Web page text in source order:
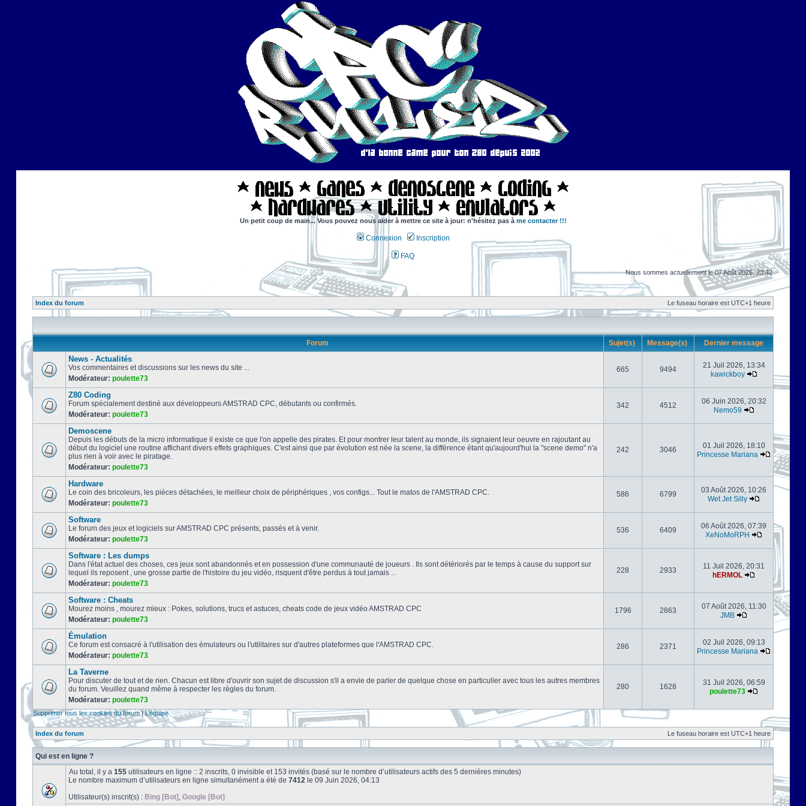
Un petit coup de main... Vous pouvez nous aider à mettre ce site à jour: n'hésitez pas à me contacter !!!
Connexion Inscription
FAQ
Nous sommes actuellement le 07 Août 2026, 23:42
Index du forum Le fuseau horaire est UTC+1 heure
Forum Sujet(s) Message(s) Dernier message
News - Actualités
Vos commentaires et discussions sur les news du site ...
Modérateur: poulette73
665 9494
21 Juil 2026, 13:34
kawickboy
Z80 Coding
Forum spécialement destiné aux développeurs AMSTRAD CPC, débutants ou confirmés.
Modérateur: poulette73
342 4512
06 Juin 2026, 20:32
Nemo59
Demoscene
Depuis les débuts de la micro informatique il existe ce que l'on appelle des pirates. Et pour montrer leur talent au monde, ils signaient leur oeuvre en rajoutant au
début du logiciel une routine affichant divers effets graphiques. C'est ainsi que par évolution est née la scene, la différence étant qu'aujourd'hui la "scene demo" n'a
plus rien à voir avec le piratage.
Modérateur: poulette73
242 3046
01 Juil 2026, 18:10
Princesse Mariana
Hardware
Le coin des bricoleurs, les pièces détachées, le meilleur choix de périphériques , vos configs... Tout le matos de l'AMSTRAD CPC.
Modérateur: poulette73
586 6799
03 Août 2026, 10:26
Wet Jet Silly
Software
Le forum des jeux et logiciels sur AMSTRAD CPC présents, passés et à venir.
Modérateur: poulette73
536 6409
06 Août 2026, 07:39
XeNoMoRPH
Software : Les dumps
Dans l'état actuel des choses, ces jeux sont abandonnés et en possession d'une communauté de joueurs . Ils sont détériorés par le temps à cause du support sur
lequel ils reposent , une grosse partie de l'histoire du jeu vidéo, risquent d'être perdus à tout jamais ...
Modérateur: poulette73
228 2933
11 Juil 2026, 20:31
hERMOL
Software : Cheats
Mourez moins , mourez mieux : Pokes, solutions, trucs et astuces, cheats code de jeux vidéo AMSTRAD CPC
Modérateur: poulette73
1796 2863
07 Août 2026, 11:30
JMB
Émulation
Ce forum est consacré à l'utilisation des émulateurs ou l'utilitaires sur d'autres plateformes que l'AMSTRAD CPC.
Modérateur: poulette73
286 2371
02 Juil 2026, 09:13
Princesse Mariana
La Taverne
Pour discuter de tout et de rien. Chacun est libre d'ouvrir son sujet de discussion s'il a envie de parler de quelque chose en particulier avec tous les autres membres
du forum. Veuillez quand même à respecter les règles du forum.
Modérateur: poulette73
280 1628
31 Juil 2026, 06:59
poulette73
Supprimer tous les cookies du forum|L’équipe
Index du forum Le fuseau horaire est UTC+1 heure
Qui est en ligne ?
Au total, il y a 155 utilisateurs en ligne :: 2 inscrits, 0 invisible et 153 invités (basé sur le nombre d’utilisateurs actifs des 5 dernières minutes)
Le nombre maximum d’utilisateurs en ligne simultanément a été de 7412 le 09 Juin 2026, 04:13
Utilisateur(s) inscrit(s) : Bing [Bot] , Google [Bot]